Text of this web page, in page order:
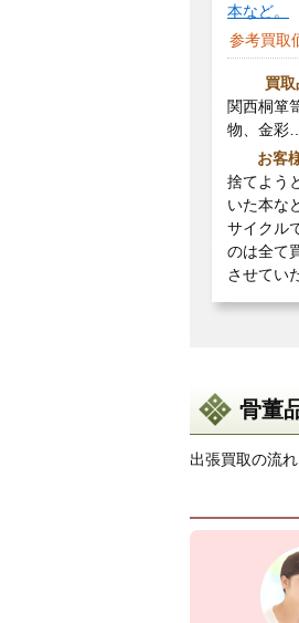
本など。
参考買取
買取
関西桐箪
物、金彩…
お客
捨てよう
いた本な
サイクル
のは全て
させてい
骨董
出張買取の流